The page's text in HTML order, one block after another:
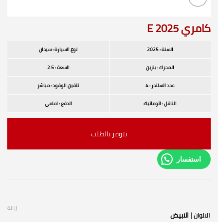
كامري E 2025
السنة : 2025
نوع السيارة : سيدان
المحرك : بنزين
السعة : 2.5
عدد السلندر : 4
تلقين الوقود : مباشر
الناقل : اتوماتيك
الدفع : امامي
يتوفر بالطلب
استفسار
الالوان| الابيض
إزالة